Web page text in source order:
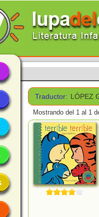
Traductor: LÓPEZ
Mostrando del 1 al 1